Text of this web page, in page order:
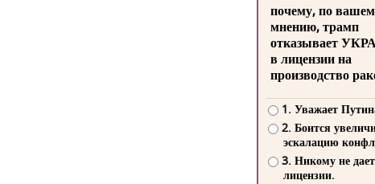
почему, по
мнению, трамп
отказывает
в лицензии на
производство
1. Уважает
2. Боится
эскалацию
3. Никому не
лицензии.